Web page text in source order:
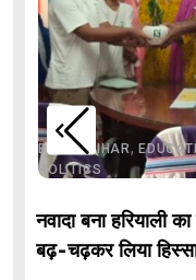
BIHAR,BIHAR,
POLITICS
नवादा बना हरियाली
बढ़-चढ़कर लिया